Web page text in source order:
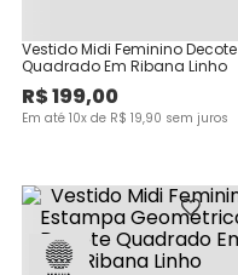
Vestido Midi Feminino Decote
Quadrado Em Ribana Linho
R$199,00
Em até 10x de R$ 19,90 sem juros